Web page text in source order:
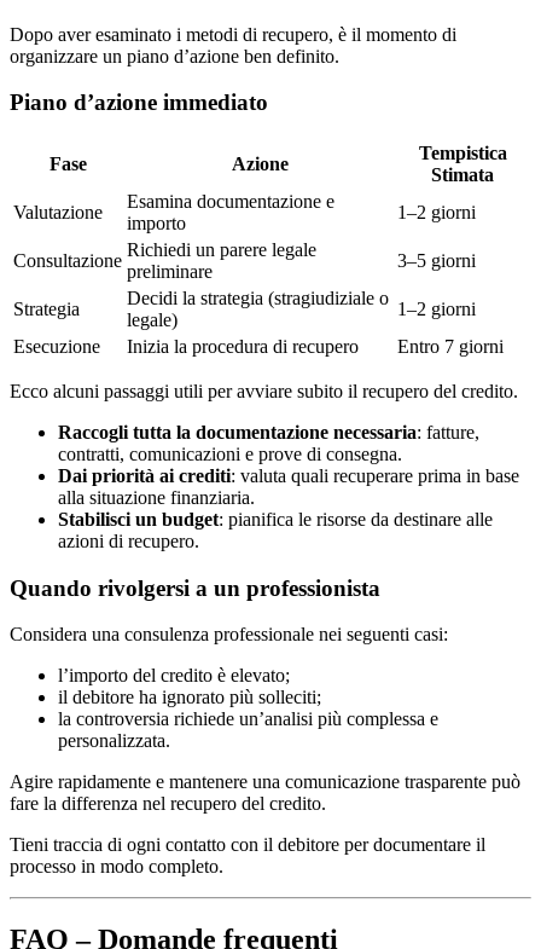
Dopo aver esaminato i metodi di recupero, è il momento di
organizzare un piano d’azione ben definito.
Piano d’azione immediato
Fase Azione
Tempistica
Stimata
Valutazione
Esamina documentazione e
importo
1–2 giorni
Consultazione
Richiedi un parere legale
preliminare
3–5 giorni
Strategia
Decidi la strategia (stragiudiziale o
legale)
1–2 giorni
Esecuzione
Inizia la procedura di recupero Entro 7 giorni
Ecco alcuni passaggi utili per avviare subito il recupero del credito.
Raccogli tutta la documentazione necessaria: fatture,
contratti, comunicazioni e prove di consegna.
Dai priorità ai crediti: valuta quali recuperare prima in base
alla situazione finanziaria.
Stabilisci un budget: pianifica le risorse da destinare alle
azioni di recupero.
Quando rivolgersi a un professionista
Considera una consulenza professionale nei seguenti casi:
l’importo del credito è elevato;
il debitore ha ignorato più solleciti;
la controversia richiede un’analisi più complessa e
personalizzata.
Agire rapidamente e mantenere una comunicazione trasparente può
fare la differenza nel recupero del credito.
Tieni traccia di ogni contatto con il debitore per documentare il
processo in modo completo.
FAQ – Domande frequenti